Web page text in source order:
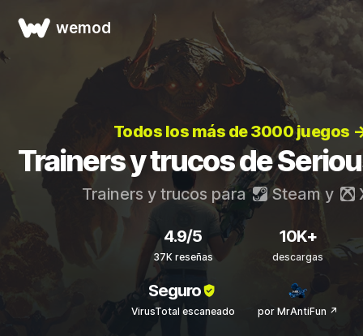
wemod
Todos los más de 3000 juegos
Trainers y trucos de
Trainers y trucos para Steam y
4.9/5
37K reseñas
10K+
descargas
Seguro
VirusTotal escaneado por MrAntiFun ↗